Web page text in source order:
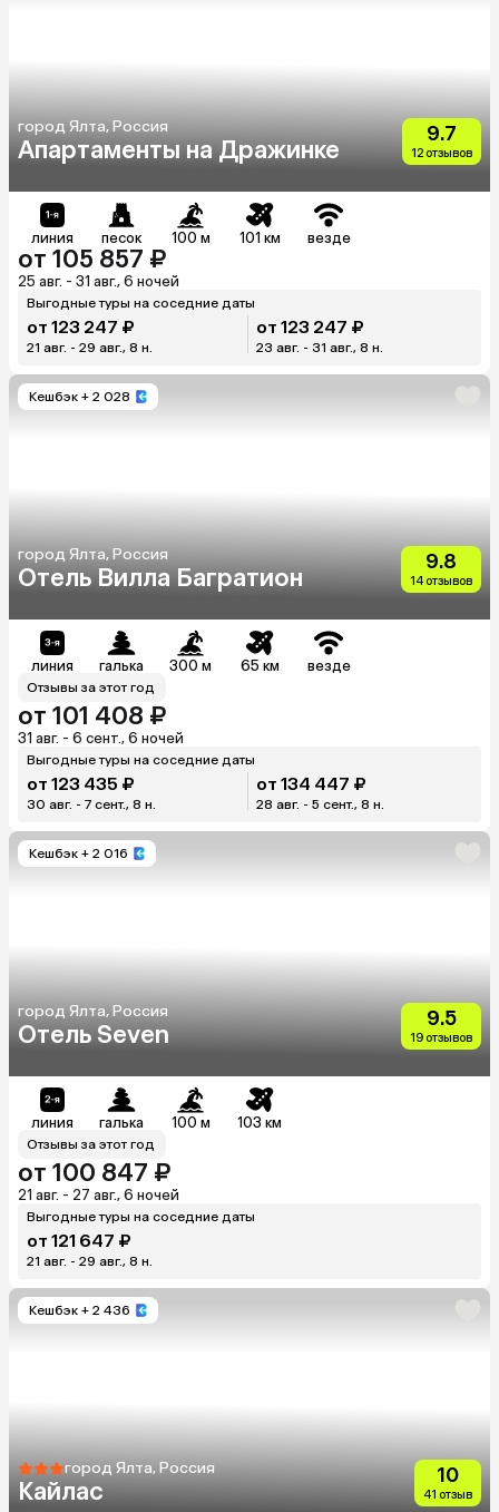
город Ялта, Россия
Апартаменты на Дражинке
9.7
12 отзывов
линия песок 100 м 101 км везде
от 105 857 ₽
25 авг. - 31 авг., 6 ночей
Выгодные туры на соседние даты
от 123 247 ₽
21 авг. - 29 авг., 8 н.
от 123 247 ₽
23 авг. - 31 авг., 8 н.
Кешбэк + 2 028
город Ялта, Россия
Отель Вилла Багратион
9.8
14 отзывов
линия галька 300 м 65 км везде
Отзывы за этот год
от 101 408 ₽
31 авг. - 6 сент., 6 ночей
Выгодные туры на соседние даты
от 123 435 ₽
30 авг. - 7 сент., 8 н.
от 134 447 ₽
28 авг. - 5 сент., 8 н.
Кешбэк + 2 016
город Ялта, Россия
Отель Seven
9.5
19 отзывов
линия галька 100 м 103 км
Отзывы за этот год
от 100 847 ₽
21 авг. - 27 авг., 6 ночей
Выгодные туры на соседние даты
от 121 647 ₽
21 авг. - 29 авг., 8 н.
Кешбэк + 2 436
город Ялта, Россия
Кайлас
10
41 отзыв